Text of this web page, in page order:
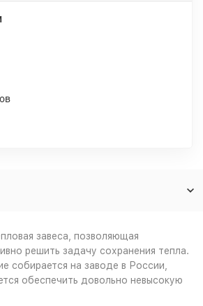
завеса, позволяющая
решить задачу сохранения тепла.
собирается на заводе в России,
обеспечить довольно невысокую